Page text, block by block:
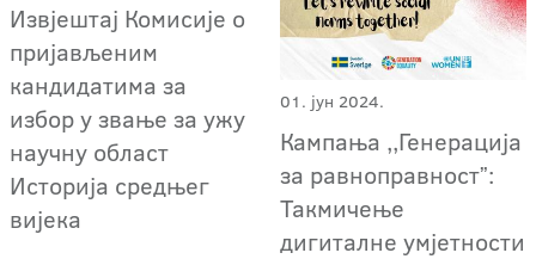
Извјештај Комисије о
пријављеним
кандидатима за
избор у звање за ужу
научну област
Историја средњег
вијека
01. јун 2024.
Кампања ,,Генерација
за равноправностˮ:
Такмичење
дигиталне умјетности